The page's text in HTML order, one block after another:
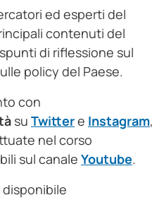
ed esperti del
contenuti del
di riflessione sul
policy del Paese.
con
su Twittere Instagram,
nel corso
sul canale Youtube.